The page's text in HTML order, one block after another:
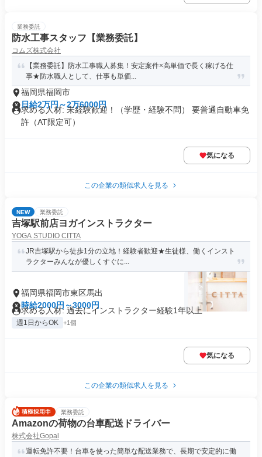
業務委託
防水工事スタッフ【業務委託】
コムズ株式会社
【業務委託】防水工事職人募集！安定案件×高単価で長く稼げる仕
事★防水職人として、仕事も単価...
福岡県福岡市
日給2万円～2万6000円
求める人材: 未経験歓迎！（学歴・経験不問） 要普通自動車免
許（AT限定可）
気になる
この企業の類似求人を見る
NEW 業務委託
吉塚駅前店ヨガインストラクター
YOGA STUDIO CITTA
JR吉塚駅から徒歩1分の立地！経験者歓迎★生徒様、働くインスト
ラクターみんなが優しくすぐに...
福岡県福岡市東区馬出
時給2000円～3000円
求める人材: 過去にインストラクター経験1年以上
週1日からOK +1個
気になる
この企業の類似求人を見る
業務委託
Amazonの荷物の台車配送ドライバー
株式会社Gopal
運転免許不要！台車を使った簡単な配送業務で、長期で安定的に働